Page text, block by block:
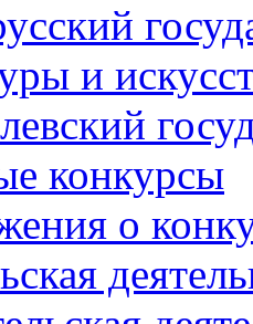
и
конкурсы
о